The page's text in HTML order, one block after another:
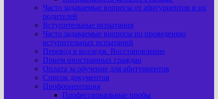
Часто задаваемые вопросы от абитуриентов и их
родителей
Вступительные испытания
Часто задаваемые вопросы по проведению
вступительных испытаний
Перевод в колледж. Восстановление
Прием иностранных граждан
Оплата за обучение для абитуриентов
Список документов
Профориентация
Профессиональные пробы